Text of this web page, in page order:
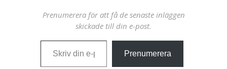
Prenumerera för att få de senaste inläggen
skickade till din e-post.
Skriv din e-post …
Prenumerera